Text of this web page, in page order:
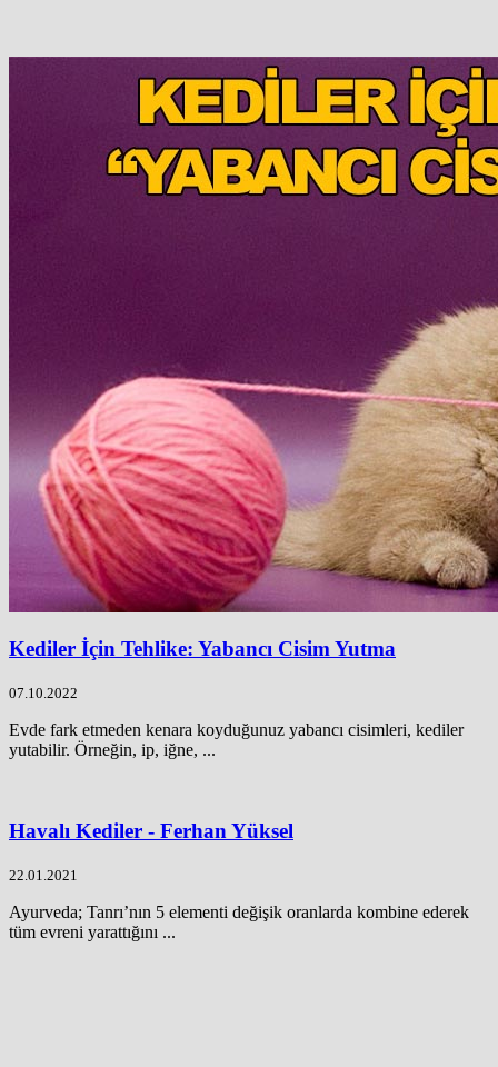
Kediler İçin Tehlike: Yabancı Cisim Yutma
07.10.2022
Evde fark etmeden kenara koyduğunuz yabancı cisimleri, kediler
yutabilir. Örneğin, ip, iğne, ...
Havalı Kediler - Ferhan Yüksel
22.01.2021
Ayurveda; Tanrı’nın 5 elementi değişik oranlarda kombine ederek
tüm evreni yarattığını ...